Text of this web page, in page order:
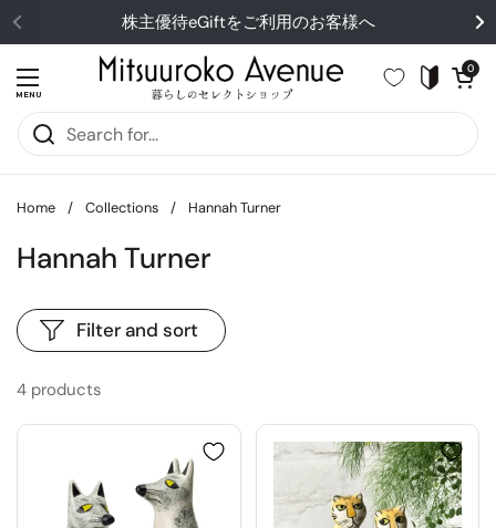
Skip to content 株主優待eGiftをご利用のお客様へ
Open menu
MENU
Open cart
0
Home / Collections / Hannah Turner
Hannah Turner
4 products
Filter and sort